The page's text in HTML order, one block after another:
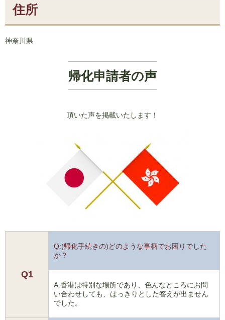
住所
神奈川県
帰化申請者の声
頂いた声を掲載いたします！
Q1
Q:(帰化手続きの)どのような事柄でお困りでした
か？
A:香港は特別な場所であり、色んなところにお問
い合わせしても、はっきりとした答えが出ません
でした。